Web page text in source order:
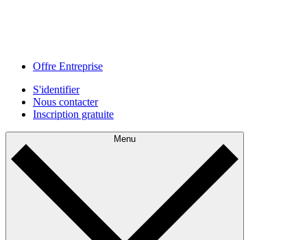
Offre Entreprise
S'identifier
Nous contacter
Inscription gratuite
Menu